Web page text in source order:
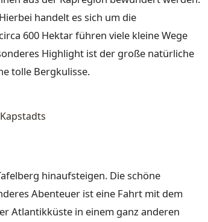
handelt es sich um die
600 Hektar führen viele kleine Wege
Highlight ist der große natürliche
tolle Bergkulisse.
hinaufsteigen. Die schöne
Abenteuer ist eine Fahrt mit dem
Atlantikküste in einem ganz anderen